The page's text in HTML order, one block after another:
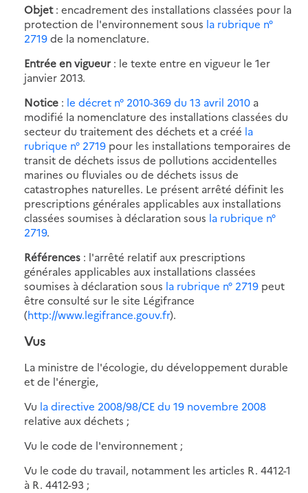
Objet: encadrement des installations classées pour la
protection de l'environnement sous la rubrique n°
2719de la nomenclature.
Entrée en vigueur : le texte entre en vigueur le 1er
janvier 2013.
Notice : le décret n° 2010-369 du 13 avril 2010 a
modifié la nomenclature des installations classées du
secteur du traitement des déchets et a créé la
rubrique n° 2719 pour les installations temporaires de
transit de déchets issus de pollutions accidentelles
marines ou fluviales ou de déchets issus de
catastrophes naturelles. Le présent arrêté définit les
prescriptions générales applicables aux installations
classées soumises à déclaration sous la rubrique n°
2719.
Références : l'arrêté relatif aux prescriptions
générales applicables aux installations classées
soumises à déclaration sous la rubrique n° 2719 peut
être consulté sur le site Légifrance
(http://www.legifrance.gouv.fr).
Vus
La ministre de l'écologie, du développement durable
et de l'énergie,
Vu la directive 2008/98/CE du 19 novembre 2008
relative aux déchets ;
Vu le code de l'environnement ;
Vu le code du travail, notamment les articles R. 4412-1
à R. 4412-93 ;